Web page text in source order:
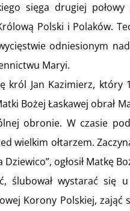
sięga drugiej połowy
Polski i Polaków.
odniesionym
Maryi.
król Jan Kazimierz,
Bożej Łaskawej obrał
obronie. W czasie
wielkim ołtarzem.
ogłosił Matkę
ślubował wystarać się
Korony Polskiej, zająć